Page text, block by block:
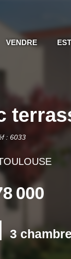
VENDRE
: 6033
000
3